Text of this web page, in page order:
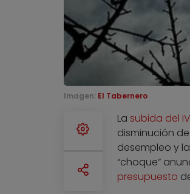
Imagen: El Tabernero
La subida del
disminución
desempleo y
“choque”
presupuesto